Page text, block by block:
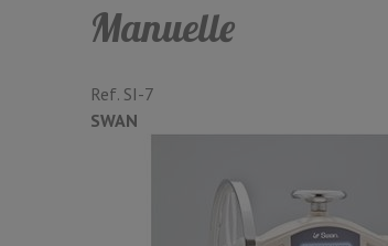
Manuelle
Ref. SI-7
SWAN